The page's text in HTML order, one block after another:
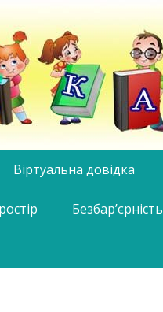
Віртуальна довідка
Безбар’єрність